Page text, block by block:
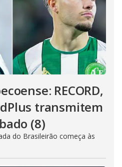
RECORD,
transmitem
(8)
do Brasileirão começa às